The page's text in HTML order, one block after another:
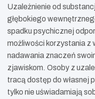
Uzależnienie od
głębokiego
spadku psychicznej
możliwości korzystania z
nadawania znaczeń
zjawiskom. Osoby z
tracą dostęp do własnej
tylko nie uświadamiają